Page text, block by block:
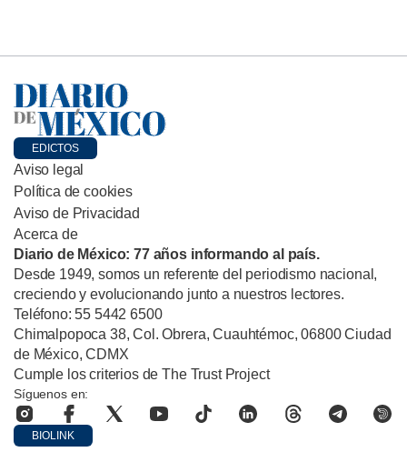
EDICTOS
Aviso legal
Política de cookies
Aviso de Privacidad
Acerca de
Diario de México: 77 años informando al país.
Desde 1949, somos un referente del periodismo nacional,
creciendo y evolucionando junto a nuestros lectores.
Teléfono: 55 5442 6500
Chimalpopoca 38, Col. Obrera, Cuauhtémoc, 06800 Ciudad
de México, CDMX
Cumple los criterios de The Trust Project
Síguenos en:
BIOLINK